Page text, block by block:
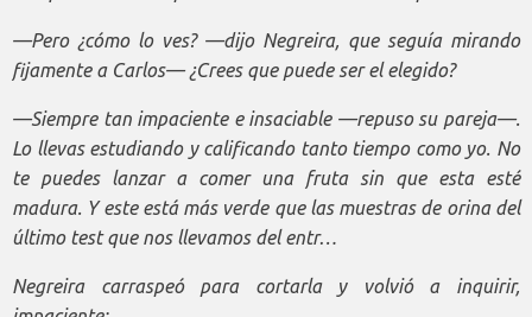
—Pero ¿cómo lo ves? —dijo Negreira, que seguía mirando
fijamente a Carlos— ¿Crees que puede ser el elegido?
—Siempre tan impaciente e insaciable —repuso su pareja—.
Lo llevas estudiando y calificando tanto tiempo como yo. No
te puedes lanzar a comer una fruta sin que esta esté
madura. Y este está más verde que las muestras de orina del
último test que nos llevamos del entr…
Negreira carraspeó para cortarla y volvió a inquirir,